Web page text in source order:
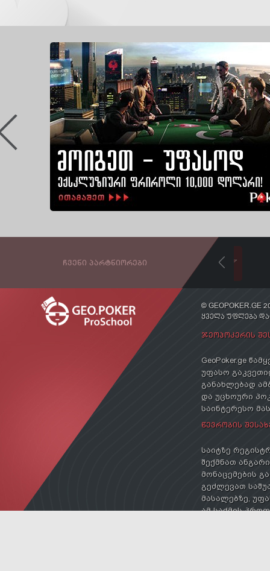
ᲩᲕᲔᲜᲘ ᲞᲐᲠᲢᲜᲘᲝᲠᲔᲑᲘ
© GEOPOKER.GE
ᲧᲕᲔᲚᲐ ᲣᲤᲚᲔᲑᲐ
ᲯᲔᲝᲞᲝᲙᲔᲠᲘᲡ
GeoPoker.ge
უფასო
განახლებად
და უცხოური
საინტერესო
ᲬᲔᲕᲠᲝᲑᲘᲡ
საიტზე
შექმნათ
მონაცემების
გეძლევათ
მასალებზე,
ამ საქმის